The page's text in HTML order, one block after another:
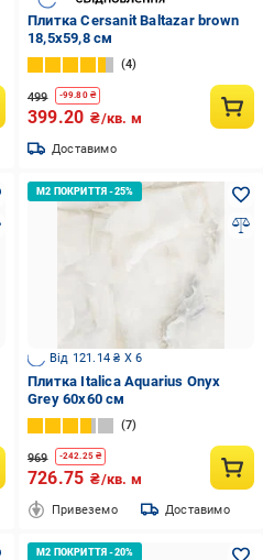
Плитка Cersanit Baltazar brown
18,5x59,8 см
4
499 -99.80₴
399.20 ₴/кв. м
Доставимо
Від 121.14 ₴ X 6
Плитка Italica Aquarius Onyx
Grey 60x60 см
7
969 -242.25₴
726.75 ₴/кв. м
Привеземо Доставимо